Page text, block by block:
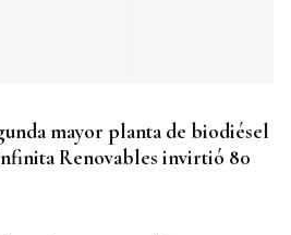
mayor planta de biodiésel
Renovables invirtió 80